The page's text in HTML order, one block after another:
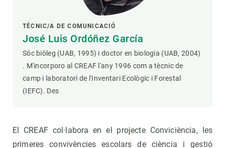
TÈCNIC/A DE COMUNICACIÓ
José Luis Ordóñez García
Sóc biòleg (UAB, 1995) i doctor en biologia (UAB, 2004)
. M'incorporo al CREAF l'any 1996 com a tècnic de
camp i laboratori de l'Inventari Ecològic i Forestal
(IEFC). Des
El CREAF col·labora en el projecte Conviciència, les
primeres convivències escolars de ciència i gestió